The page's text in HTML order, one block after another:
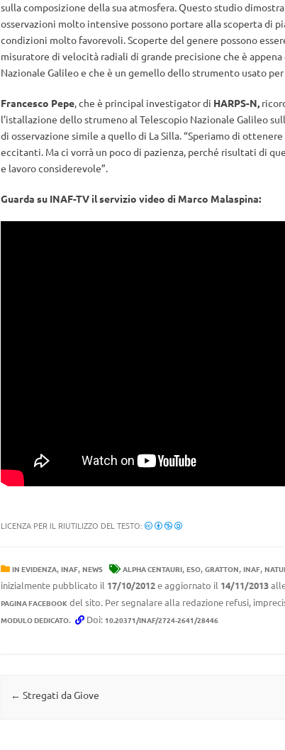
sulla composizione della sua atmosfera. Questo studio
osservazioni molto intensive possono portare alla scoperta di
condizioni molto favorevoli. Scoperte del genere possono
misuratore di velocità radiali di grande precisione che è
Nazionale Galileo e che è un gemello dello strumento usato
Francesco Pepe, che è principal investigator di HARPS-N,
l’istallazione dello strumeno al Telescopio Nazionale Galileo
di osservazione simile a quello di La Silla. “Speriamo di
eccitanti. Ma ci vorrà un poco di pazienza, perché risultati di
e lavoro considerevole”.
Guarda su INAF-TV il servizio video di Marco Malaspina:
LICENZA PER IL RIUTILIZZO DEL TESTO:
IN EVIDENZA, INAF, NEWS ALPHA CENTAURI, ESO, GRATTON, INAF,
inizialmente pubblicato il 17/10/2012e aggiornato il 14/11/2013
PAGINA FACEBOOKdel sito. Per segnalare alla redazione refusi,
MODULO DEDICATO. Doi: 10.20371/INAF/2724-2641/28446
Navigazione articolo
← Stregati da Giove